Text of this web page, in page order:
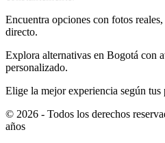
Encuentra opciones con fotos
directo.
Explora alternativas en Bogotá con
personalizado.
Elige la mejor experiencia según tus
© 2026 - Todos los derechos
años